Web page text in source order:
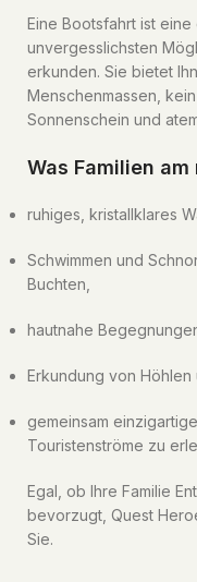
Eine Bootsfahrt ist
unvergesslichsten
erkunden. Sie bietet
Menschenmassen,
Sonnenschein und
Was Familien
ruhiges, kristallklares
Schwimmen und
Buchten,
hautnahe
Erkundung von Höhlen
gemeinsam
Touristenströme zu
Egal, ob Ihre Familie
bevorzugt, Quest
Sie.